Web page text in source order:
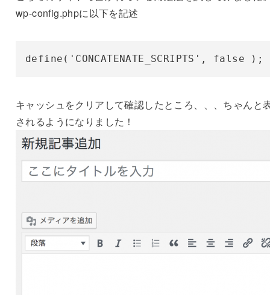
wp-config.phpに以下を記述
define('CONCATENATE_SCRIPTS', false );
キャッシュをクリアして確認したところ、、、ちゃんと
されるようになりました！